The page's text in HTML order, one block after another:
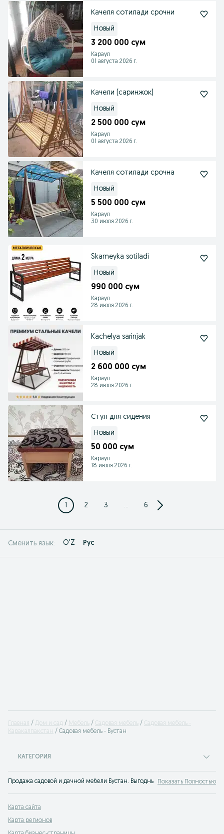
Качеля сотилади срочни
Новый
3 200 000 сум
Караул
01 августа 2026 г.
Качели (саринжок)
Новый
2 500 000 сум
Караул
01 августа 2026 г.
Качеля сотилади срочна
Новый
5 500 000 сум
Караул
30 июля 2026 г.
Skameyka sotiladi
Новый
990 000 сум
Караул
28 июля 2026 г.
Kachelya sarinjak
Новый
2 600 000 сум
Караул
28 июля 2026 г.
Стул для сидения
Новый
50 000 сум
Караул
18 июля 2026 г.
1 2 3 ... 6
Сменить язык: O'Z Рус
Главная Дом и сад Мебель Садовая мебель
Садовая мебель -
Каракалпакстан
Садовая мебель - Бустан
КАТЕГОРИЯ
Продажа садовой и дачной мебели Бустан. Выгодные предложения купить
Показать Полностью
Карта сайта
Карта регионов